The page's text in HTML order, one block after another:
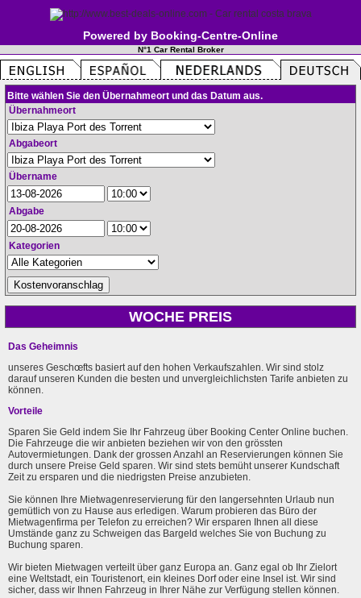
Powered by Booking-Centre-Online
N°1 Car Rental Broker
Bitte wählen Sie den Übernahmeort und das Datum aus.
Übernahmeort
Abgabeort
Übername
Abgabe
Kategorien
WOCHE PREIS
Das Geheimnis
unseres Geschœfts basiert auf den hohen Verkaufszahlen. Wir sind stolz
darauf unseren Kunden die besten und unvergleichlichsten Tarife anbieten zu
können.
Vorteile
Sparen Sie Geld indem Sie Ihr Fahrzeug über Booking Center Online buchen.
Die Fahrzeuge die wir anbieten beziehen wir von den grössten
Autovermietungen. Dank der grossen Anzahl an Reservierungen können Sie
durch unsere Preise Geld sparen. Wir sind stets bemüht unserer Kundschaft
Zeit zu ersparen und die niedrigsten Preise anzubieten.
Sie können Ihre Mietwagenreservierung für den langersehnten Urlaub nun
gemütlich von zu Hause aus erledigen. Warum probieren das Büro der
Mietwagenfirma per Telefon zu erreichen? Wir ersparen Ihnen all diese
Umstände ganz zu Schweigen das Bargeld welches Sie von Buchung zu
Buchung sparen.
Wir bieten Mietwagen verteilt über ganz Europa an. Ganz egal ob Ihr Zielort
eine Weltstadt, ein Touristenort, ein kleines Dorf oder eine Insel ist. Wir sind
sicher, dass wir Ihnen Fahrzeug in Ihrer Nähe zur Verfügung stellen können.